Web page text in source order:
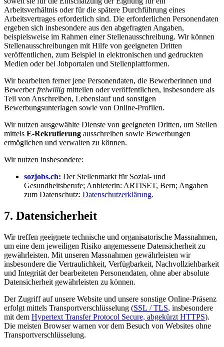
Arbeitsverhältnis oder für die spätere Durchführung eines
Arbeitsvertrages erforderlich sind. Die erforderlichen Personendaten
ergeben sich insbesondere aus den abgefragten Angaben,
beispielsweise im Rahmen einer Stellenausschreibung. Wir können
Stellenausschreibungen mit Hilfe von geeigneten Dritten
veröffentlichen, zum Beispiel in elektronischen und gedruckten
Medien oder bei Jobportalen und Stellenplattformen.
Wir bearbeiten ferner jene Personendaten, die Bewerberinnen und
Bewerberfreiwillig mitteilen oder veröffentlichen, insbesondere als
Teil von Anschreiben, Lebenslauf und sonstigen
Bewerbungsunterlagen sowie von Online-Profilen.
Wir nutzen ausgewählte Dienste von geeigneten Dritten, um Stellen
mittels E-Rekrutierung ausschreiben sowie Bewerbungen
ermöglichen und verwalten zu können.
Wir nutzen insbesondere:
sozjobs.ch: Der Stellenmarkt für Sozial- und
Gesundheitsberufe; Anbieterin: ARTISET, Bern; Angaben
zum Datenschutz: Datenschutzerklärung.
7. Daten­sicherheit
Wir treffen geeignete technische und organisatorische Mass­nahmen,
um eine dem jeweiligen Risiko angemessene Daten­sicherheit zu
gewähr­leisten. Mit unseren Mass­nahmen gewähr­leisten wir
insbesondere die Ver­traulichkeit, Ver­fügbarkeit, Nach­vollzieh­barkeit
und Integrität der bearbeiteten Personen­daten, ohne aber absolute
Daten­sicherheit gewährleisten zu können.
Der Zugriff auf unsere Website und unsere sonstige Online-Präsenz
erfolgt mittels Transport­verschlüsselung (SSL / TLS, insbesondere
mit dem Hypertext Transfer Protocol Secure, abgekürzt HTTPS).
Die meisten Browser warnen vor dem Besuch von Websites ohne
Transport­verschlüsselung.